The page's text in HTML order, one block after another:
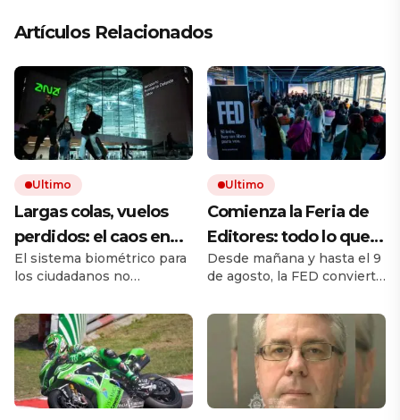
Artículos Relacionados
Ultimo
Largas colas, vuelos
perdidos: el caos en
los viajes se desata
tras los nuevos
controles de
pasaportes de la UE
El sistema biométrico para
los ciudadanos no
provocando largos retrasos
y malhumor en los
aeropuertos. Las
autoridades afirman que
esta puesta en marcha, que
ha tenido algunos
Ultimo
Comienza la Feria de
Editores: todo lo que
hay que saber para
aprovechar la visita
Desde mañana y hasta el 9
de agosto, la FED convierte
punto de encuentro del
libro independiente. La
muestra reúne sellos de la
Argentina y del exterior,
actividades y propuestas
para lectores, libreros y